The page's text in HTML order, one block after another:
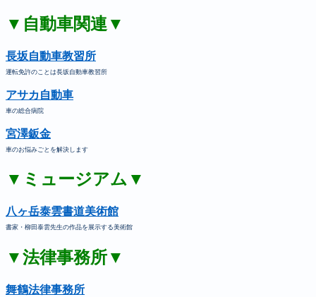
▼自動車関連▼
長坂自動車教習所
運転免許のことは長坂自動車教習所
アサカ自動車
車の総合病院
宮澤鈑金
車のお悩みごとを解決します
▼ミュージアム▼
八ヶ岳泰雲書道美術館
書家・柳田泰雲先生の作品を展示する美術館
▼法律事務所▼
舞鶴法律事務所